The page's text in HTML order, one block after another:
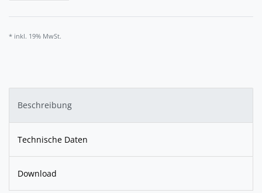
* inkl. 19% MwSt.
Beschreibung
Technische Daten
Download